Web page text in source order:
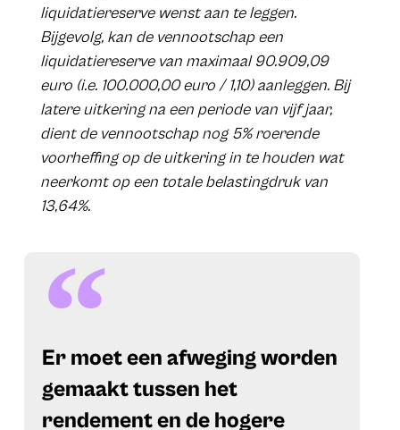
liquidatiereserve wenst aan te leggen.
Bijgevolg, kan de vennootschap een
liquidatiereserve van maximaal 90.909,09
euro (i.e. 100.000,00 euro / 1,10) aanleggen. Bij
latere uitkering na een periode van vijf jaar,
dient de vennootschap nog 5% roerende
voorheffing op de uitkering in te houden wat
neerkomt op een totale belastingdruk van
13,64%.
​Er moet een afweging worden
gemaakt tussen het
rendement en de hogere